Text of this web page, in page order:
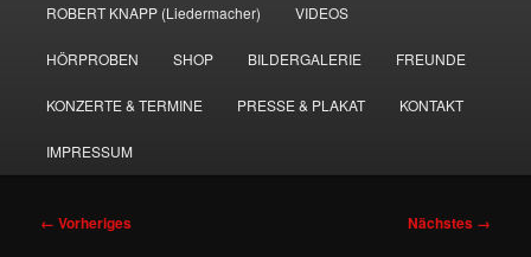
ROBERT KNAPP (Liedermacher) VIDEOS
HÖRPROBEN SHOP BILDERGALERIE FREUNDE
KONZERTE & TERMINE PRESSE & PLAKAT KONTAKT
IMPRESSUM
Bilder-
← Vorheriges Nächstes →